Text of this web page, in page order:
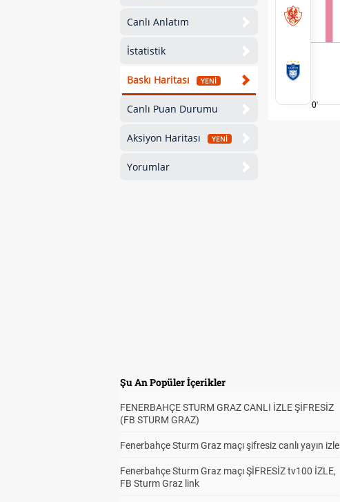
Canlı Anlatım
İstatistik
Baskı Haritası YENİ
Canlı Puan Durumu
Aksiyon Haritası YENİ
Yorumlar
0'
Şu An Popüler İçerikler
FENERBAHÇE STURM GRAZ CANLI İZLE ŞİFRESİZ
(FB STURM GRAZ)
Fenerbahçe Sturm Graz maçı şifresiz canlı yayın izle
Fenerbahçe Sturm Graz maçı ŞİFRESİZ tv100 İZLE,
FB Sturm Graz link